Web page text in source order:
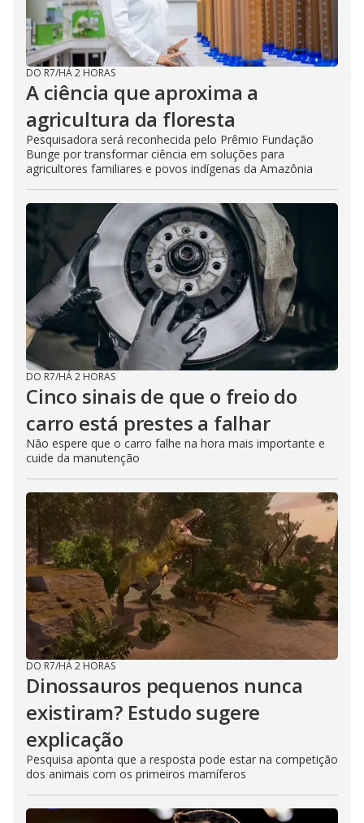
DO R7/HÁ 2 HORAS
A ciência que aproxima a
agricultura da floresta
Pesquisadora será reconhecida pelo Prêmio Fundação
Bunge por transformar ciência em soluções para
agricultores familiares e povos indígenas da Amazônia
DO R7/HÁ 2 HORAS
Cinco sinais de que o freio do
carro está prestes a falhar
Não espere que o carro falhe na hora mais importante e
cuide da manutenção
DO R7/HÁ 2 HORAS
Dinossauros pequenos nunca
existiram? Estudo sugere
explicação
Pesquisa aponta que a resposta pode estar na competição
dos animais com os primeiros mamíferos